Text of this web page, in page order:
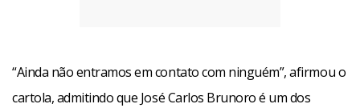
“Ainda não entramos em contato com ninguém”, afirmou o
cartola, admitindo que José Carlos Brunoro é um dos